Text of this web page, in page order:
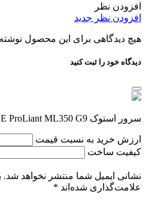
افزودن نظر
افزودن نظر جدید
هیچ دیدگاهی برای این محصول
دیدگاه خود را ثبت کنید
سرور استوک HPE ProLiant ML350 G9
ارزش خرید به نسبت قیمت
کیفیت ساخت
نشانی ایمیل شما منتشر نخواهد شد.
علامت‌گذاری شده‌اند *